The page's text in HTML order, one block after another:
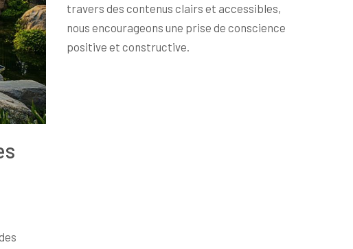
travers des contenus clairs et accessibles,
nous encourageons une prise de conscience
positive et constructive.